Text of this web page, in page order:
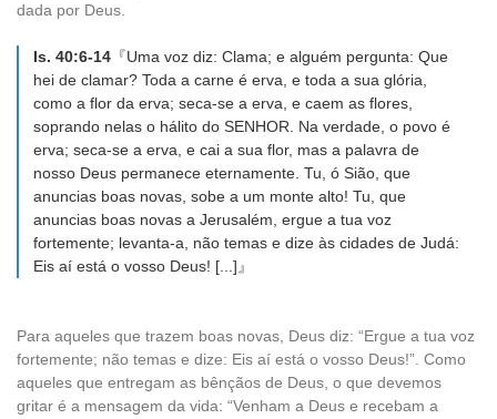
dada por Deus.
Is. 40:6-14 『Uma voz diz: Clama; e alguém pergunta: Que
hei de clamar? Toda a carne é erva, e toda a sua glória,
como a flor da erva; seca-se a erva, e caem as flores,
soprando nelas o hálito do SENHOR. Na verdade, o povo é
erva; seca-se a erva, e cai a sua flor, mas a palavra de
nosso Deus permanece eternamente. Tu, ó Sião, que
anuncias boas novas, sobe a um monte alto! Tu, que
anuncias boas novas a Jerusalém, ergue a tua voz
fortemente; levanta-a, não temas e dize às cidades de Judá:
Eis aí está o vosso Deus! [...]』
Para aqueles que trazem boas novas, Deus diz: “Ergue a tua voz
fortemente; não temas e dize: Eis aí está o vosso Deus!”. Como
aqueles que entregam as bênçãos de Deus, o que devemos
gritar é a mensagem da vida: “Venham a Deus e recebam a